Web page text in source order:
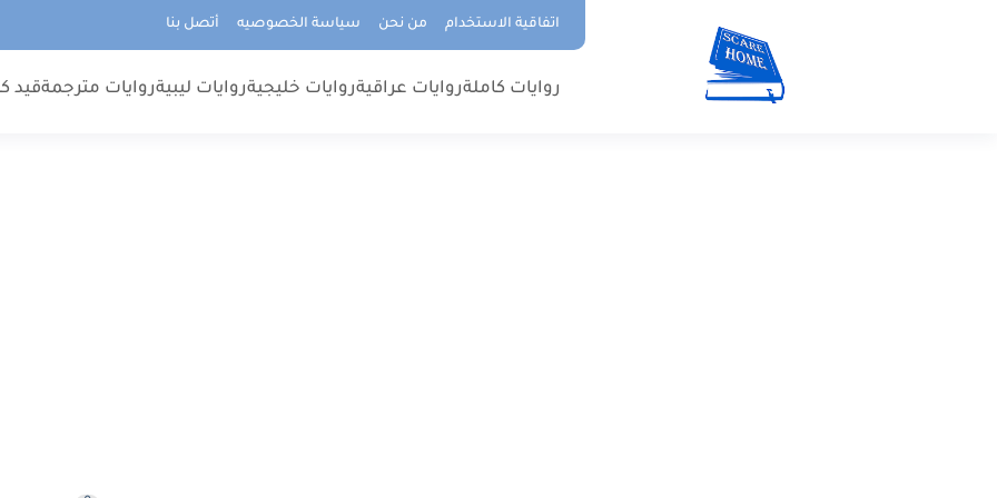
اتفاقية الاستخدام من نحن سياسة الخصوصيه أتصل بنا
روايات كاملةروايات عراقيةروايات خليجيةروايات ليبيةروايات مترجمةقيد